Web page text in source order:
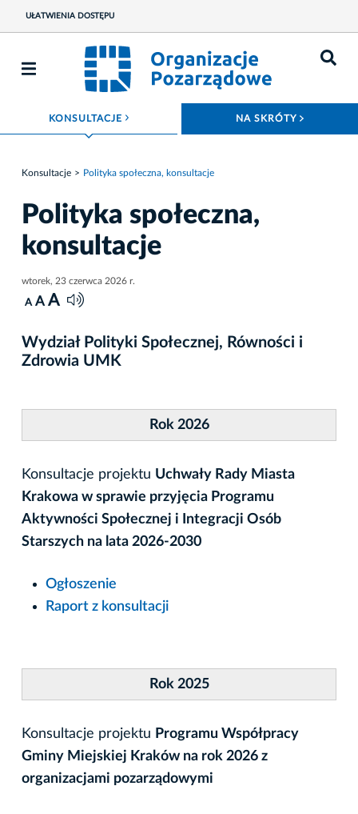
UŁATWIENIA DOSTĘPU
KONSULTACJE ROZWIŃ MENU NA SKRÓTY
Konsultacje Polityka społeczna, konsultacje
Polityka społeczna,
konsultacje
wtorek, 23 czerwca 2026 r.
A A A
Wydział Polityki Społecznej, Równości i
Zdrowia UMK
Rok 2026
Konsultacje projektu Uchwały Rady Miasta
Krakowa w sprawie przyjęcia Programu
Aktywności Społecznej i Integracji Osób
Starszych na lata 2026-2030
Ogłoszenie
Raport z konsultacji
Rok 2025
Konsultacje projektu Programu Współpracy
Gminy Miejskiej Kraków na rok 2026 z
organizacjami pozarządowymi